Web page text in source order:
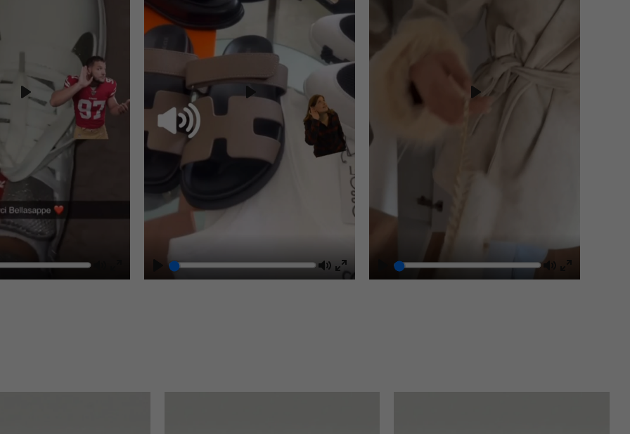
Enter
Play
Play MuteEnter
Play
Enter